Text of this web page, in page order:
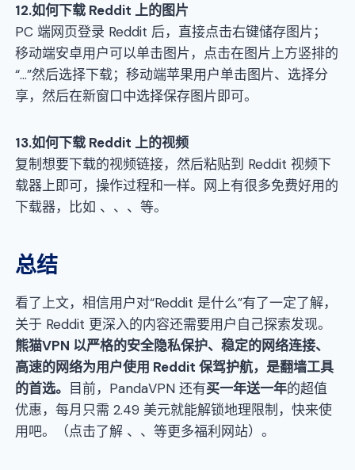
12.如何下载 Reddit 上的图片
PC 端网页登录 Reddit 后，直接点击右键储存图片；
移动端安卓用户可以单击图片，点击在图片上方竖排的
“…”然后选择下载；移动端苹果用户单击图片、选择分
享，然后在新窗口中选择保存图片即可。
13.如何下载 Reddit 上的视频
复制想要下载的视频链接，然后粘贴到 Reddit 视频下
载器上即可，操作过程和一样。网上有很多免费好用的
下载器，比如 、、、等。
总结
看了上文，相信用户对“Reddit 是什么”有了一定了解，
关于 Reddit 更深入的内容还需要用户自己探索发现。
熊猫VPN 以严格的安全隐私保护、稳定的网络连接、
高速的网络为用户使用 Reddit 保驾护航， 是翻墙工具
的首选。 目前，PandaVPN 还有买一年送一年的超值
优惠，每月只需 2.49 美元就能解锁地理限制，快来使
用吧。（点击了解 、、等更多福利网站）。